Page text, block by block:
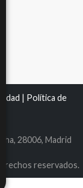
| Política de
28006, Madrid
reservados.